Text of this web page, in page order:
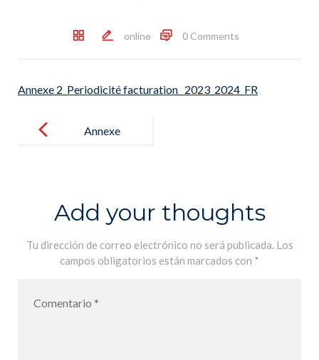
online 0 Comments
Annexe 2_Periodicité facturation_ 2023_2024_FR
navigation
Annexe
R
Add your thoughts
Tu dirección de correo electrónico no será publicada. Los
campos obligatorios están marcados con *